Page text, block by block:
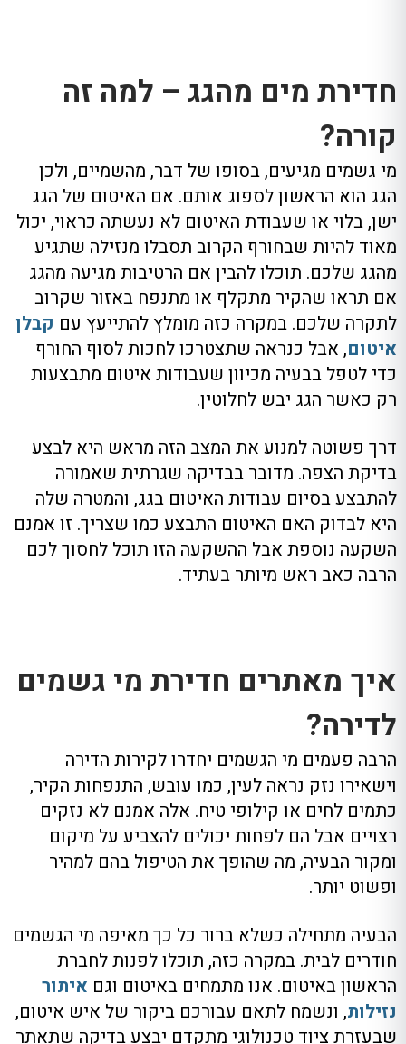
חדירת מים מהגג – למה זה
קורה?
מי גשמים מגיעים, בסופו של דבר, מהשמיים, ולכן
הגג הוא הראשון לספוג אותם. אם האיטום של הגג
ישן, בלוי או שעבודת האיטום לא נעשתה כראוי, יכול
מאוד להיות שבחורף הקרוב תסבלו מנזילה שתגיע
מהגג שלכם. תוכלו להבין אם הרטיבות מגיעה מהגג
אם תראו שהקיר מתקלף או מתנפח באזור שקרוב
לתקרה שלכם. במקרה כזה מומלץ להתייעץ עם קבלן
איטום, אבל כנראה שתצטרכו לחכות לסוף החורף
כדי לטפל בבעיה מכיוון שעבודות איטום מתבצעות
רק כאשר הגג יבש לחלוטין.
דרך פשוטה למנוע את המצב הזה מראש היא לבצע
בדיקת הצפה. מדובר בבדיקה שגרתית שאמורה
להתבצע בסיום עבודות האיטום בגג, והמטרה שלה
היא לבדוק האם האיטום התבצע כמו שצריך. זו אמנם
השקעה נוספת אבל ההשקעה הזו תוכל לחסוך לכם
הרבה כאב ראש מיותר בעתיד.
איך מאתרים חדירת מי גשמים
לדירה?
הרבה פעמים מי הגשמים יחדרו לקירות הדירה
וישאירו נזק נראה לעין, כמו עובש, התנפחות הקיר,
כתמים לחים או קילופי טיח. אלה אמנם לא נזקים
רצויים אבל הם לפחות יכולים להצביע על מיקום
ומקור הבעיה, מה שהופך את הטיפול בהם למהיר
ופשוט יותר.
הבעיה מתחילה כשלא ברור כל כך מאיפה מי הגשמים
חודרים לבית. במקרה כזה, תוכלו לפנות לחברת
הראשון באיטום. אנו מתמחים באיטום וגם איתור
נזילות, ונשמח לתאם עבורכם ביקור של איש איטום,
שבעזרת ציוד טכנולוגי מתקדם יבצע בדיקה שתאתר